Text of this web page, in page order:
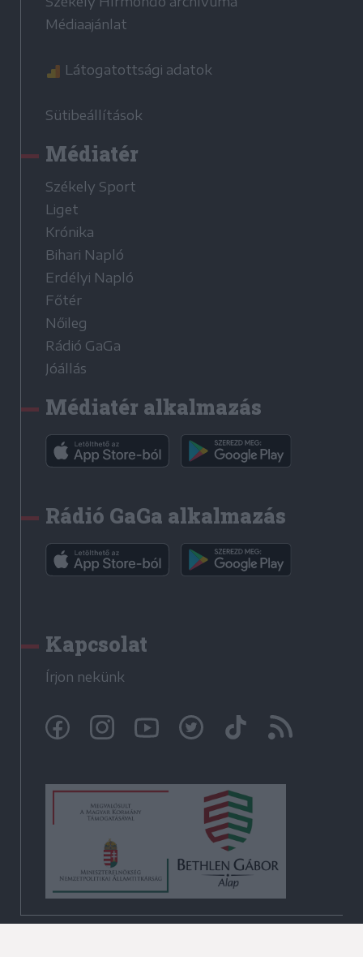
Médiaajánlat
Látogatottsági adatok
Sütibeállítások
Médiatér
Székely Sport
Liget
Krónika
Bihari Napló
Erdélyi Napló
Főtér
Nőileg
Rádió GaGa
Jóállás
Médiatér alkalmazás
Rádió GaGa alkalmazás
Kapcsolat
Írjon nekünk